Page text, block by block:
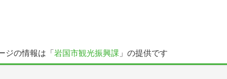
ジの情報は「 岩国市観光振興課 」の提供です